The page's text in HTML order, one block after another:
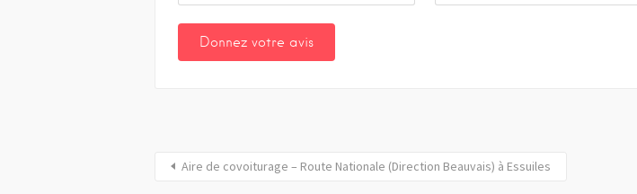
Aire de covoiturage – Route Nationale (Direction Beauvais) à Essuiles